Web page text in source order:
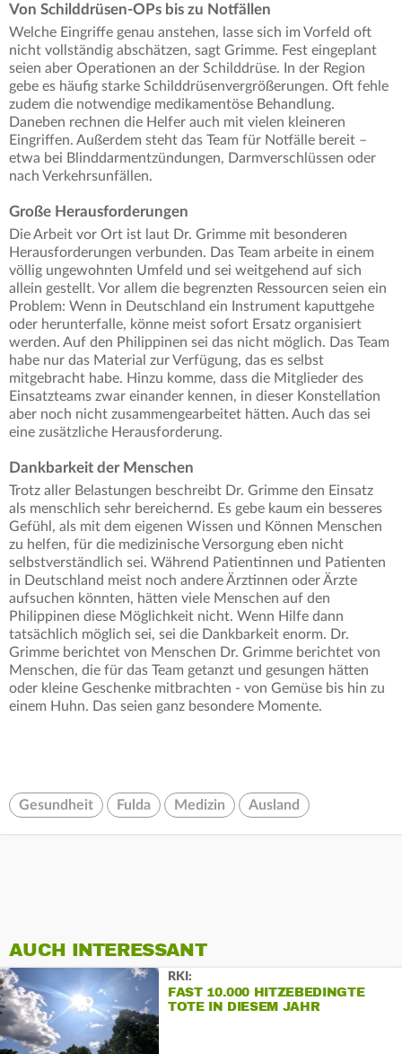
Von Schilddrüsen-OPs bis zu Notfällen
Welche Eingriffe genau anstehen, lasse sich im Vorfeld oft
nicht vollständig abschätzen, sagt Grimme. Fest eingeplant
seien aber Operationen an der Schilddrüse. In der Region
gebe es häufig starke Schilddrüsenvergrößerungen. Oft fehle
zudem die notwendige medikamentöse Behandlung.
Daneben rechnen die Helfer auch mit vielen kleineren
Eingriffen. Außerdem steht das Team für Notfälle bereit –
etwa bei Blinddarmentzündungen, Darmverschlüssen oder
nach Verkehrsunfällen.
Große Herausforderungen
Die Arbeit vor Ort ist laut Dr. Grimme mit besonderen
Herausforderungen verbunden. Das Team arbeite in einem
völlig ungewohnten Umfeld und sei weitgehend auf sich
allein gestellt. Vor allem die begrenzten Ressourcen seien ein
Problem: Wenn in Deutschland ein Instrument kaputtgehe
oder herunterfalle, könne meist sofort Ersatz organisiert
werden. Auf den Philippinen sei das nicht möglich. Das Team
habe nur das Material zur Verfügung, das es selbst
mitgebracht habe. Hinzu komme, dass die Mitglieder des
Einsatzteams zwar einander kennen, in dieser Konstellation
aber noch nicht zusammengearbeitet hätten. Auch das sei
eine zusätzliche Herausforderung.
Dankbarkeit der Menschen
Trotz aller Belastungen beschreibt Dr. Grimme den Einsatz
als menschlich sehr bereichernd. Es gebe kaum ein besseres
Gefühl, als mit dem eigenen Wissen und Können Menschen
zu helfen, für die medizinische Versorgung eben nicht
selbstverständlich sei. Während Patientinnen und Patienten
in Deutschland meist noch andere Ärztinnen oder Ärzte
aufsuchen könnten, hätten viele Menschen auf den
Philippinen diese Möglichkeit nicht. Wenn Hilfe dann
tatsächlich möglich sei, sei die Dankbarkeit enorm. Dr.
Grimme berichtet von Menschen Dr. Grimme berichtet von
Menschen, die für das Team getanzt und gesungen hätten
oder kleine Geschenke mitbrachten - von Gemüse bis hin zu
einem Huhn. Das seien ganz besondere Momente.
Gesundheit Fulda Medizin Ausland
AUCH INTERESSANT
RKI:
FAST 10.000 HITZEBEDINGTE
TOTE IN DIESEM JAHR